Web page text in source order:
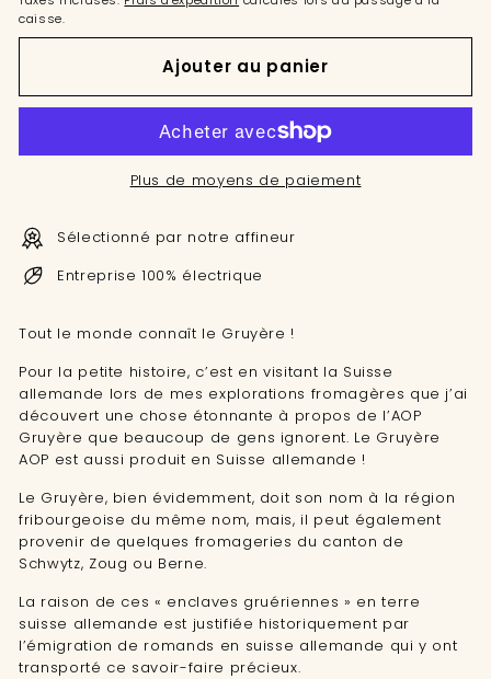
caisse.
Ajouter au panier
Plus de moyens de paiement
Sélectionné par notre affineur
Entreprise 100% électrique
Tout le monde connaît le Gruyère !
Pour la petite histoire, c’est en visitant la Suisse
allemande lors de mes explorations fromagères que j’ai
découvert une chose étonnante à propos de l’AOP
Gruyère que beaucoup de gens ignorent. Le Gruyère
AOP est aussi produit en Suisse allemande !
Le Gruyère, bien évidemment, doit son nom à la région
fribourgeoise du même nom, mais, il peut également
provenir de quelques fromageries du canton de
Schwytz, Zoug ou Berne.
La raison de ces « enclaves gruériennes » en terre
suisse allemande est justifiée historiquement par
l’émigration de romands en suisse allemande qui y ont
transporté ce savoir-faire précieux.